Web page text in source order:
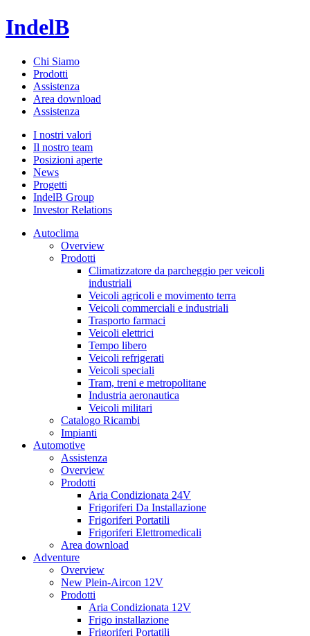
IndelB
Chi Siamo
Prodotti
Assistenza
Area download
Assistenza
I nostri valori
Il nostro team
Posizioni aperte
News
Progetti
IndelB Group
Investor Relations
Autoclima
Overview
Prodotti
Climatizzatore da parcheggio per veicoli
industriali
Veicoli agricoli e movimento terra
Veicoli commerciali e industriali
Trasporto farmaci
Veicoli elettrici
Tempo libero
Veicoli refrigerati
Veicoli speciali
Tram, treni e metropolitane
Industria aeronautica
Veicoli militari
Catalogo Ricambi
Impianti
Automotive
Assistenza
Overview
Prodotti
Aria Condizionata 24V
Frigoriferi Da Installazione
Frigoriferi Portatili
Frigoriferi Elettromedicali
Area download
Adventure
Overview
New Plein-Aircon 12V
Prodotti
Aria Condizionata 12V
Frigo installazione
Frigoriferi Portatili